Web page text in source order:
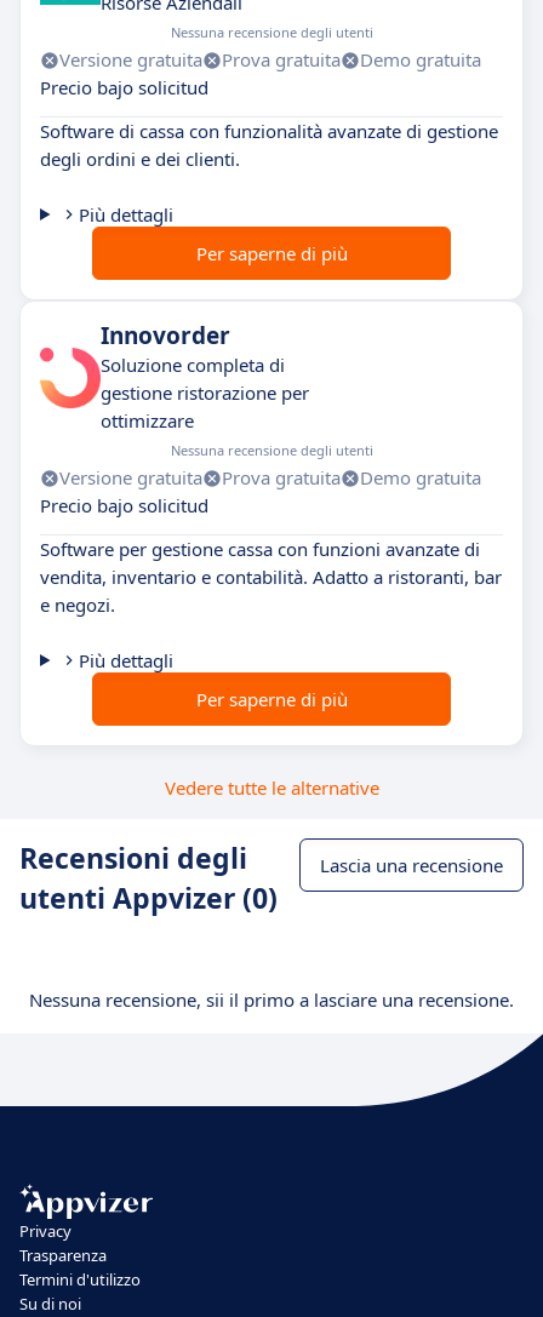
Nessuna recensione degli utenti
Versione gratuita Prova gratuita
Demo gratuita
Precio bajo solicitud
Software di cassa con funzionalità avanzate di gestione
degli ordini e dei clienti.
Più dettagli
Per saperne di più
Innovorder
Soluzione completa di
gestione ristorazione per
ottimizzare
Nessuna recensione degli utenti
Versione gratuita Prova gratuita
Demo gratuita
Precio bajo solicitud
Software per gestione cassa con funzioni avanzate di
vendita, inventario e contabilità. Adatto a ristoranti, bar
e negozi.
Più dettagli
Per saperne di più
Vedere tutte le alternative
Recensioni degli
utenti Appvizer (0)
Lascia una recensione
Nessuna recensione, sii il primo a lasciare una recensione.
Privacy
Trasparenza
Termini d'utilizzo
Su di noi